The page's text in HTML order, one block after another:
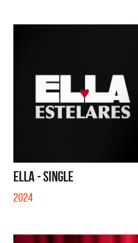
ELLA - SINGLE
2024